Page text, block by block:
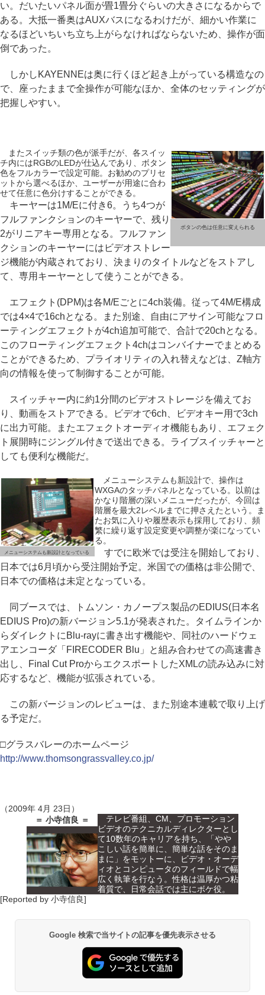
い。だいたいパネル面が畳1畳分ぐらいの大きさになるからで
ある。大抵一番奥はAUXバスになるわけだが、細かい作業に
なるほどいちいち立ち上がらなければならないため、操作が面
倒であった。
しかしKAYENNEは奥に行くほど起き上がっている構造なの
で、座ったままで全操作が可能なほか、全体のセッティングが
把握しやすい。
ボタンの色は任意に変えられる
またスイッチ類の色が派手だが、各スイッ
チ内にはRGBのLEDが仕込んであり、ボタン
色をフルカラーで設定可能。お勧めのプリセ
ットから選べるほか、ユーザーが用途に合わ
せて任意に色分けすることができる。
キーヤーは1M/Eに付き6。うち4つが
フルファンクションのキーヤーで、残り
2がリニアキー専用となる。フルファン
クションのキーヤーにはビデオストレー
ジ機能が内蔵されており、決まりのタイトルなどをストアし
て、専用キーヤーとして使うことができる。
エフェクト(DPM)は各M/Eごとに4ch装備。従って4M/E構成
では4×4で16chとなる。また別途、自由にアサイン可能なフロ
ーティングエフェクトが4ch追加可能で、合計で20chとなる。
このフローティングエフェクト4chはコンバイナーでまとめる
ことができるため、プライオリティの入れ替えなどは、Z軸方
向の情報を使って制御することが可能。
スイッチャー内に約1分間のビデオストレージを備えてお
り、動画をストアできる。ビデオで6ch、ビデオキー用で3ch
に出力可能。またエフェクトオーディオ機能もあり、エフェク
ト展開時にジングル付きで送出できる。ライブスイッチャーと
しても便利な機能だ。
メニューシステムも新設計となっている
メニューシステムも新設計で、操作は
WXGAのタッチパネルとなっている。以前は
かなり階層の深いメニューだったが、今回は
階層を最大2レベルまでに押さえたという。ま
たお気に入りや履歴表示も採用しており、頻
繁に繰り返す設定変更や調整が楽になってい
る。
すでに欧米では受注を開始しており、
日本では6月頃から受注開始予定。米国での価格は非公開で、
日本での価格は未定となっている。
同ブースでは、トムソン・カノープス製品のEDIUS(日本名
EDIUS Pro)の新バージョン5.1が発表された。タイムラインか
らダイレクトにBlu-rayに書き出す機能や、同社のハードウェ
アエンコーダ「FIRECODER Blu」と組み合わせての高速書き
出し、Final Cut ProからエクスポートしたXMLの読み込みに対
応するなど、機能が拡張されている。
この新バージョンのレビューは、また別途本連載で取り上げ
る予定だ。
□グラスバレーのホームページ
http://www.thomsongrassvalley.co.jp/
（2009年 4月 23日）
＝ 小寺信良 ＝
テレビ番組、CM、プロモーション
ビデオのテクニカルディレクターとし
て10数年のキャリアを持ち、「やや
こしい話を簡単に、簡単な話をそのま
まに」をモットーに、ビデオ・オーデ
ィオとコンピュータのフィールドで幅
広く執筆を行なう。性格は温厚かつ粘
着質で、日常会話では主にボケ役。
[Reported by 小寺信良]
Google 検索で当サイトの記事を優先表示させる